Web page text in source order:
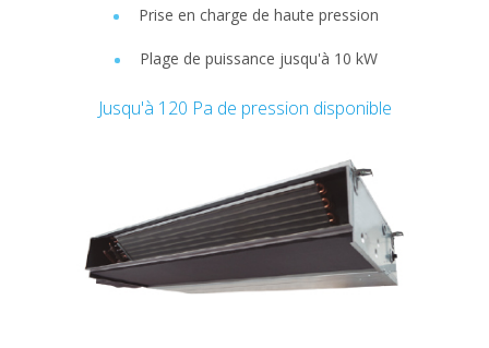
Prise en charge de haute pression
Plage de puissance jusqu'à 10 kW
Jusqu'à 120 Pa de pression disponible